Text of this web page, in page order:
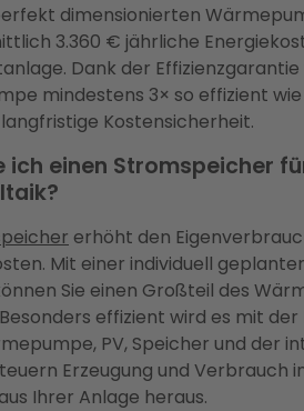
dimensionierten
3.360 € jährliche
Dank der
mindestens 3× so effizient
Kostensicherheit.
ich einen Stromspeicher
erhöht den
Mit einer individuell
Sie einen Großteil des
effizient wird es mit
PV, Speicher und der
Erzeugung und Verbrauch
Ihrer Anlage heraus.